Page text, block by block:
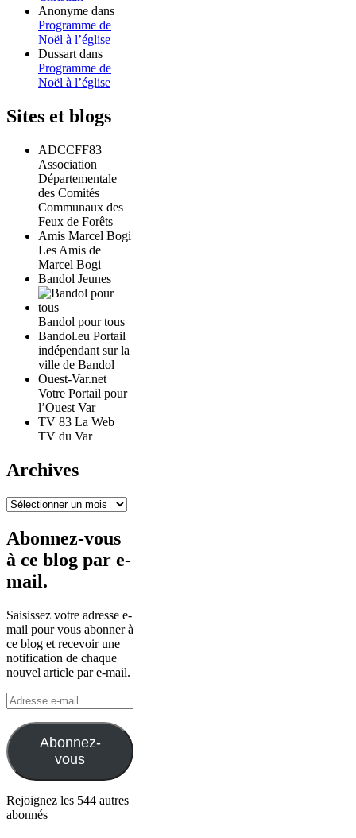
Anonyme dans
Programme de
Noël à l’église
Dussart dans
Programme de
Noël à l’église
Sites et blogs
ADCCFF83
Association
Départementale
des Comités
Communaux des
Feux de Forêts
Amis Marcel Bogi
Les Amis de
Marcel Bogi
Bandol Jeunes
Bandol pour tous
Bandol.eu Portail
indépendant sur la
ville de Bandol
Ouest-Var.net
Votre Portail pour
l’Ouest Var
TV 83 La Web
TV du Var
Archives
Archives
Abonnez-vous
à ce blog par e-
mail.
Saisissez votre adresse e-
mail pour vous abonner à
ce blog et recevoir une
notification de chaque
nouvel article par e-mail.
Adresse
e-
mail
Abonnez-
vous
Rejoignez les 544 autres
abonnés